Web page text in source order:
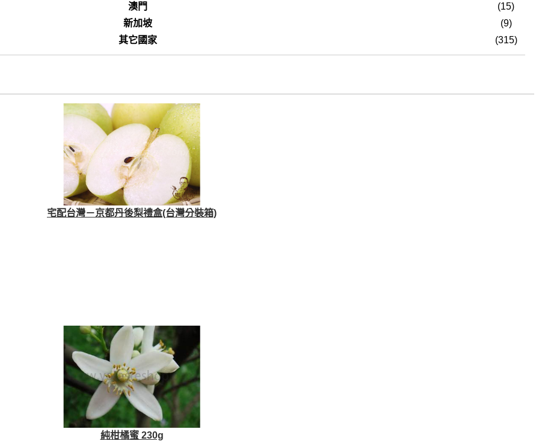
澳門
(15)
新加坡
(9)
其它國家
(315)
宅配台灣－京都丹後梨禮盒(台灣分裝箱)
純柑橘蜜 230g